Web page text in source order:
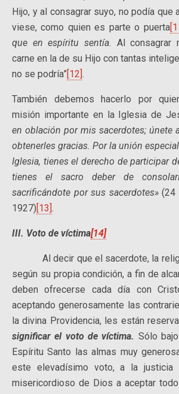
Hijo, y al consagrar suyo, no podía que
viese, como quien es parte o puerta
que en espíritu sentía. Al consagrar
carne en la de su Hijo con tantas
no se podría”[12].
También debemos hacerlo por
misión importante en la Iglesia de
en oblación por mis sacerdotes; únete
obtenerles gracias. Por la unión
Iglesia, tienes el derecho de participar
tienes el sacro deber de
sacrificándote por sus sacerdotes»(24
1927)[13].
III. Voto de víctima[14]
Al decir que el sacerdote, la
según su propia condición, a fin de
deben ofrecerse cada día con
aceptando generosamente las
la divina Providencia, les están
significar el voto de víctima. Sólo
Espíritu Santo las almas muy
este elevadísimo voto, a la justicia
misericordioso de Dios a aceptar